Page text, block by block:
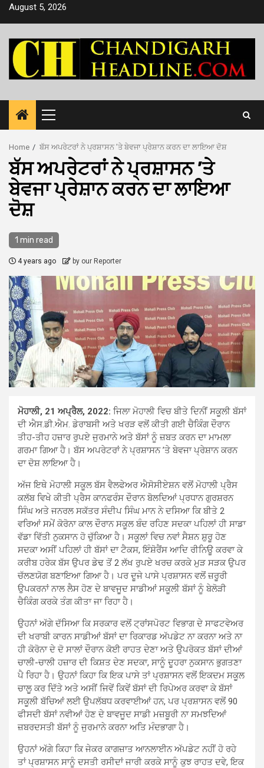
SkipAugust 5, 2026
Primary
Menu
Home ਬੱਸ ਅਪਰੇਟਰਾਂ ਨੇ ਪ੍ਰਸ਼ਾਸਨ ’ਤੇ ਬੇਵਜਾ ਪ੍ਰੇਸ਼ਾਨ ਕਰਨ ਦਾ ਲਾਇਆ ਦੋਸ਼
ਬੱਸ ਅਪਰੇਟਰਾਂ ਨੇ ਪ੍ਰਸ਼ਾਸਨ ’ਤੇ
ਬੇਵਜਾ ਪ੍ਰੇਸ਼ਾਨ ਕਰਨ ਦਾ ਲਾਇਆ
ਦੋਸ਼
1 min read
4 years ago by our Reporter
ਮੋਹਾਲੀ, 21 ਅਪ੍ਰੈਲ, 2022: ਜਿਲਾ ਮੋਹਾਲੀ ਵਿਚ ਬੀਤੇ ਦਿਨੀਂ ਸਕੂਲੀ ਬੱਸਾਂ
ਦੀ ਐਸ.ਡੀ.ਐਮ. ਡੇਰਾਬਸੀ ਅਤੇ ਖਰੜ ਵਲੋਂ ਕੀਤੀ ਗਈ ਚੈਕਿੰਗ ਦੌਰਾਨ
ਤੀਹ-ਤੀਹ ਹਜ਼ਾਰ ਰੁਪਏ ਜੁਰਮਾਨੇ ਅਤੇ ਬੱਸਾਂ ਨੂੰ ਜ਼ਬਤ ਕਰਨ ਦਾ ਮਾਮਲਾ
ਗਰਮਾ ਗਿਆ ਹੈ। ਬੱਸ ਅਪਰੇਟਰਾਂ ਨੇ ਪ੍ਰਸ਼ਾਸਨ ’ਤੇ ਬੇਵਜਾ ਪ੍ਰੇਸ਼ਾਨ ਕਰਨ
ਦਾ ਦੋਸ਼ ਲਾਇਆ ਹੈ।
ਅੱਜ ਇਥੇ ਮੋਹਾਲੀ ਸਕੂਲ ਬੱਸ ਵੈਲਫੇਅਰ ਐਸੋਸੀਏਸ਼ਨ ਵਲੋਂ ਮੋਹਾਲੀ ਪ੍ਰੈਸ
ਕਲੱਬ ਵਿਖੇ ਕੀਤੀ ਪ੍ਰੈਸ ਕਾਨਫਰੰਸ ਦੌਰਾਨ ਬੋਲਦਿਆਂ ਪ੍ਰਧਾਨ ਗੁਰਸ਼ਰਨ
ਸਿੰਘ ਅਤੇ ਜਨਰਲ ਸਕੱਤਰ ਸੰਦੀਪ ਸਿੰਘ ਮਾਨ ਨੇ ਦਸਿਆ ਕਿ ਬੀਤੇ 2
ਵਰਿਆਂ ਸਮੇਂ ਕੋਰੋਨਾ ਕਾਲ ਦੌਰਾਨ ਸਕੂਲ ਬੰਦ ਰਹਿਣ ਸਦਕਾ ਪਹਿਲਾਂ ਹੀ ਸਾਡਾ
ਵੱਡਾ ਵਿੱਤੀ ਨੁਕਸਾਨ ਹੋ ਚੁੱਕਿਆ ਹੈ। ਸਕੂਲਾਂ ਵਿਚ ਨਵਾਂ ਸੈਸ਼ਨ ਸ਼ੁਰੂ ਹੋਣ
ਸਦਕਾ ਅਸੀਂ ਪਹਿਲਾਂ ਹੀ ਬੱਸਾਂ ਦਾ ਟੈਕਸ, ਇੰਸ਼ੋਰੈਂਸ ਆਦਿ ਰੀਨਿਊ ਕਰਵਾ ਕੇ
ਕਰੀਬ ਹਰੇਕ ਬੱਸ ਉਪਰ ਡੇਢ ਤੋਂ 2 ਲੱਖ ਰੁਪਏ ਖਰਚ ਕਰਕੇ ਮੁੜ ਸੜਕ ਉਪਰ
ਚੱਲਣਯੋਗ ਬਣਾਇਆ ਗਿਆ ਹੈ। ਪਰ ਦੂਜੇ ਪਾਸੇ ਪ੍ਰਸ਼ਾਸਨ ਵਲੋਂ ਜ਼ਰੂਰੀ
ਉਪਕਰਨਾਂ ਨਾਲ ਲੈਸ ਹੋਣ ਦੇ ਬਾਵਜੂਦ ਸਾਡੀਆਂ ਸਕੂਲੀ ਬੱਸਾਂ ਨੂੰ ਬੇਲੋੜੀ
ਚੈਕਿੰਗ ਕਰਕੇ ਤੰਗ ਕੀਤਾ ਜਾ ਰਿਹਾ ਹੈ।
ਉਹਨਾਂ ਅੱਗੇ ਦੱਸਿਆ ਕਿ ਸਰਕਾਰ ਵਲੋਂ ਟ੍ਰਾਂਸਪੋਰਟ ਵਿਭਾਗ ਦੇ ਸਾਫਟਵੇਅਰ
ਦੀ ਖਰਾਬੀ ਕਾਰਨ ਸਾਡੀਆਂ ਬੱਸਾਂ ਦਾ ਰਿਕਾਰਡ ਅੱਪਡੇਟ ਨਾ ਕਰਨਾ ਅਤੇ ਨਾ
ਹੀ ਕੋਰੋਨਾ ਦੇ ਦੋ ਸਾਲਾਂ ਦੌਰਾਨ ਕੋਈ ਰਾਹਤ ਦੇਣਾ ਅਤੇ ਉਪਰੋਕਤ ਬੱਸਾਂ ਦੀਆਂ
ਚਾਲੀ-ਚਾਲੀ ਹਜ਼ਾਰ ਦੀ ਕਿਸ਼ਤ ਦੇਣ ਸਦਕਾ, ਸਾਨੂੰ ਦੂਹਰਾ ਨੁਕਸਾਨ ਭੁਗਤਣਾ
ਪੈ ਰਿਹਾ ਹੈ। ਉਹਨਾਂ ਕਿਹਾ ਕਿ ਇਕ ਪਾਸੇ ਤਾਂ ਪ੍ਰਸ਼ਾਸਨ ਵਲੋਂ ਇਕਦਮ ਸਕੂਲ
ਚਾਲੂ ਕਰ ਦਿੱਤੇ ਅਤੇ ਅਸੀਂ ਜਿਵੇਂ ਕਿਵੇਂ ਬੱਸਾਂ ਦੀ ਰਿਪੇਅਰ ਕਰਵਾ ਕੇ ਬੱਸਾਂ
ਸਕੂਲੀ ਬੱਚਿਆਂ ਲਈ ਉਪਲੱਬਧ ਕਰਵਾਈਆਂ ਹਨ, ਪਰ ਪ੍ਰਸ਼ਾਸਨ ਵਲੋਂ 90
ਫੀਸਦੀ ਬੱਸਾਂ ਨਵੀਆਂ ਹੋਣ ਦੇ ਬਾਵਜੂਦ ਸਾਡੀ ਮਜ਼ਬੂਰੀ ਨਾ ਸਮਝਦਿਆਂ
ਜ਼ਬਰਦਸਤੀ ਬੱਸਾਂ ਨੂੰ ਜੁਰਮਾਨੇ ਕਰਨਾ ਅਤਿ ਮੰਦਭਾਗਾ ਹੈ।
ਉਹਨਾਂ ਅੱਗੇ ਕਿਹਾ ਕਿ ਜੇਕਰ ਕਾਗਜ਼ਾਤ ਆਨਲਾਈਨ ਅੱਪਡੇਟ ਨਹੀਂ ਹੋ ਰਹੇ
ਤਾਂ ਪ੍ਰਸ਼ਾਸਨ ਸਾਨੂੰ ਦਸਤੀ ਰਸੀਦਾਂ ਜਾਰੀ ਕਰਕੇ ਸਾਨੂੰ ਕੁਝ ਰਾਹਤ ਦਵੇ, ਇਕ